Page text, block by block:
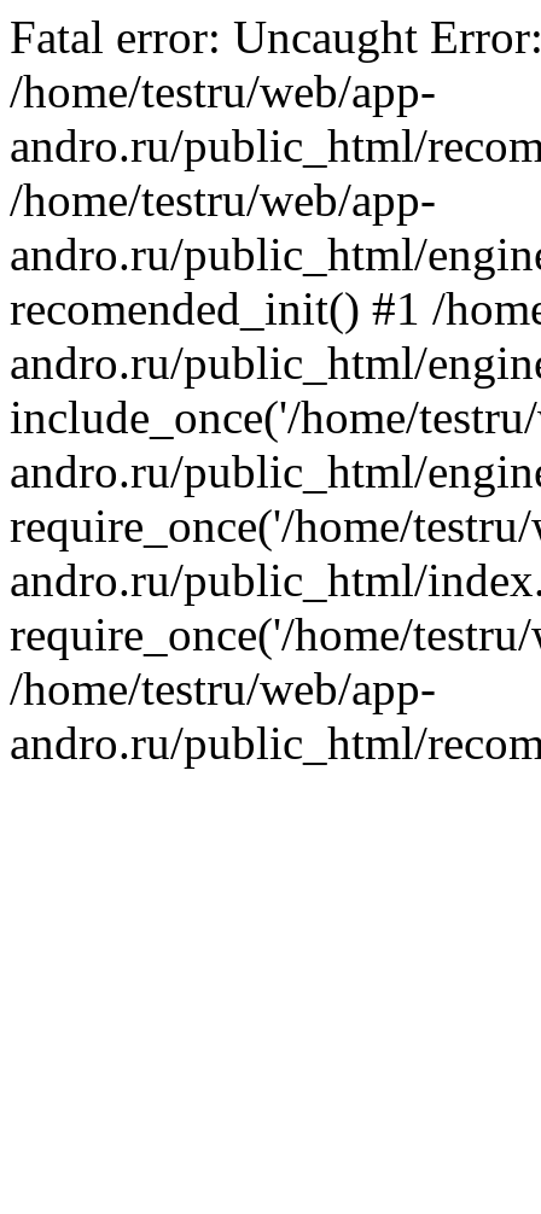
Fatal error: Uncaught
/home/testru/web/app-
andro.ru/public_html/
/home/testru/web/app-
andro.ru/public_html/
recomended_init() #1 /
andro.ru/public_html/
include_once('/home/
andro.ru/public_html/
require_once('/home/
andro.ru/public_html/
require_once('/home/
/home/testru/web/app-
andro.ru/public_html/